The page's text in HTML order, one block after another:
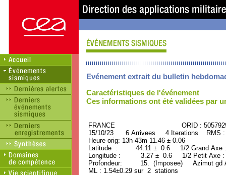
Evénement extrait du bulletin
Caractéristiques de l'événement
Ces informations ont été validées par
FRANCE ORID :
15/10/23 6 Arrivees 4 Iterations RMS
Heure orig: 13h 43m 11.46 ± 0.06
Latitude : 44.11 ± 0.6 1/2 Grand
Longitude : 3.27 ± 0.6 1/2 Petit Axe
Profondeur: 15. (Imposee) Azimut gd
ML : 1.54±0.29 sur 2 stations